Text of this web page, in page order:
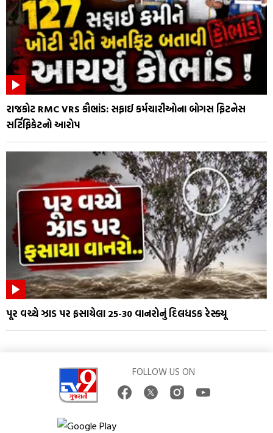
રાજકોટ RMC VRS કૌભાંડ: સફાઈ કર્મચારીઓના બોગસ ફિટનેસ
સર્ટિફિકેટનો આરોપ
પૂર વચ્ચે ઝાડ પર ફસાયેલા 25-30 વાનરોનું દિલધડક રેસ્ક્યૂ
FOLLOW US ON